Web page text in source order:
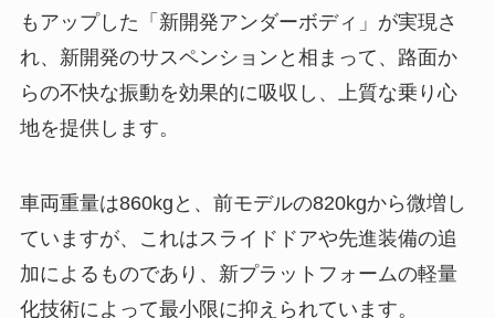
もアップした「新開発アンダーボディ」が実現さ
れ、新開発のサスペンションと相まって、路面か
らの不快な振動を効果的に吸収し、上質な乗り心
地を提供します。
車両重量は860kgと、前モデルの820kgから微増し
ていますが、これはスライドドアや先進装備の追
加によるものであり、新プラットフォームの軽量
化技術によって最小限に抑えられています。